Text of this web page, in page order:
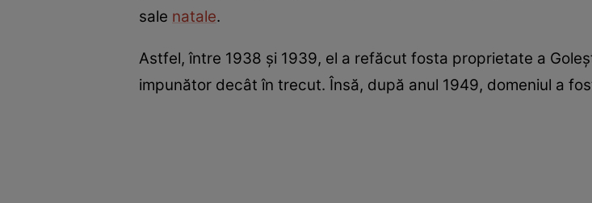
sale natale.
Astfel, între 1938 și 1939, el a refăcut fosta proprietate a
impunător decât în trecut. Însă, după anul 1949, domeniul a